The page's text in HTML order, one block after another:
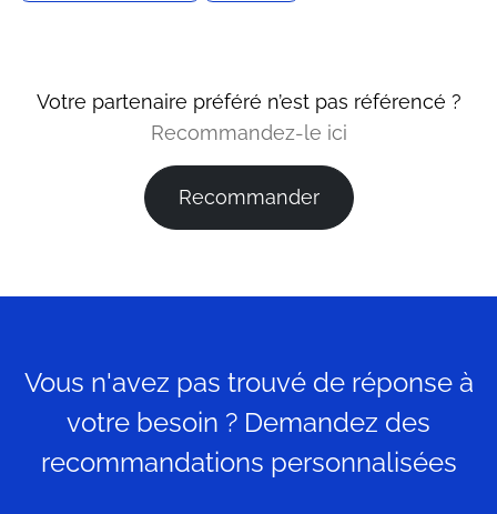
Votre partenaire préféré n’est pas référencé ?
Recommandez-le ici
Recommander
Vous n'avez pas trouvé de réponse à
votre besoin ? Demandez des
recommandations personnalisées